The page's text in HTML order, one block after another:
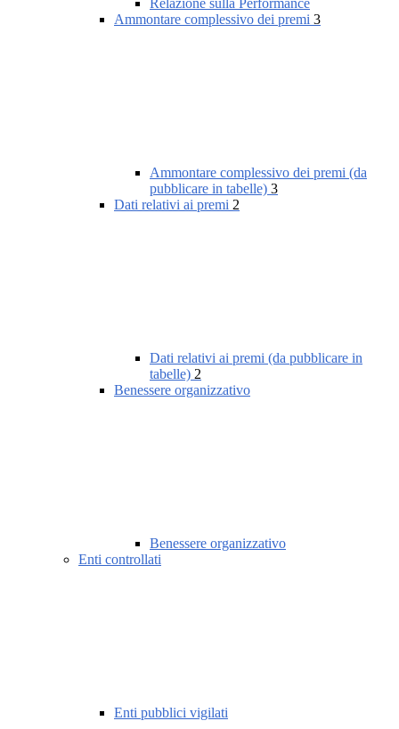
Relazione sulla Performance
Ammontare complessivo dei premi 3
Ammontare complessivo dei premi (da
pubblicare in tabelle) 3
Dati relativi ai premi 2
Dati relativi ai premi (da pubblicare in
tabelle) 2
Benessere organizzativo
Benessere organizzativo
Enti controllati
Enti pubblici vigilati